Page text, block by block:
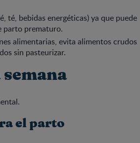
té, bebidas energéticas) ya que puede
parto prematuro.
alimentarias, evita alimentos crudos
sin pasteurizar.
semana
el parto